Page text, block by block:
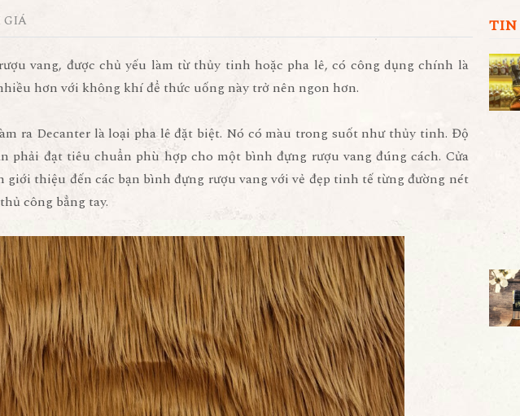
vang, được chủ yếu làm từ thủy tinh hoặc pha lê, có công dụng chính là
hơn với không khí để thức uống này trở nên ngon hơn.
ra Decanter là loại pha lê đặt biệt. Nó có màu trong suốt như thủy tinh. Độ
phải đạt tiêu chuẩn phù hợp cho một bình đựng rượu vang đúng cách. Cửa
giới thiệu đến các bạn bình đựng rượu vang với vẻ đẹp tinh tế từng đường nét
công bẳng tay.
TIN